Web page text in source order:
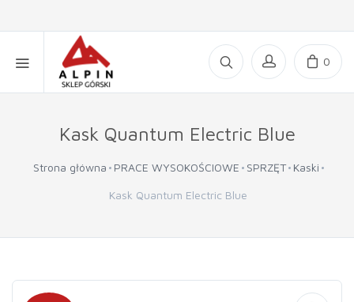
0
Kask Quantum Electric Blue
Strona główna PRACE WYSOKOŚCIOWE SPRZĘT Kaski
Kask Quantum Electric Blue